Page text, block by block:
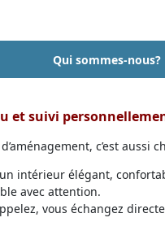
Qui sommes-nous?
et suivi
c’est
intérieur élégant,
avec attention.
vous échangez